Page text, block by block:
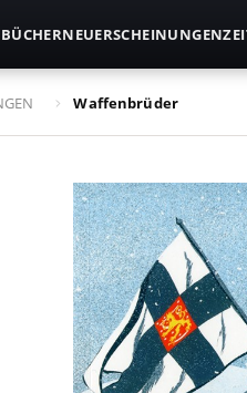
BÜCHERNEUERSCHEINUNGEN
Waffenbrüder